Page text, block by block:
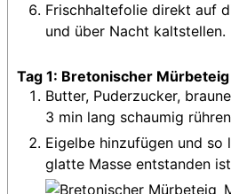
Frischhaltefolie direkt auf
und über Nacht kaltstellen.
Tag 1: Bretonischer
Butter, Puderzucker,
3 min lang schaumig
Eigelbe hinzufügen und so
glatte Masse entstanden